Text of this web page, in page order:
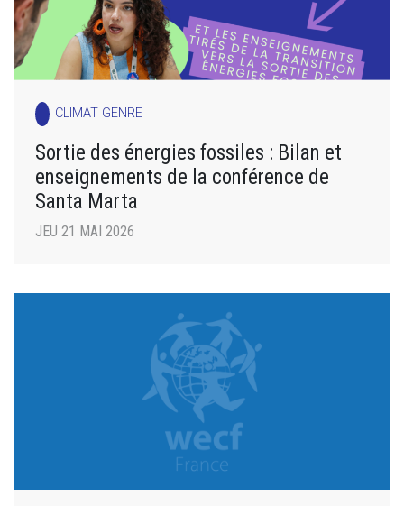
CLIMAT GENRE
Sortie des énergies fossiles : Bilan et
enseignements de la conférence de
Santa Marta
JEU 21 MAI 2026